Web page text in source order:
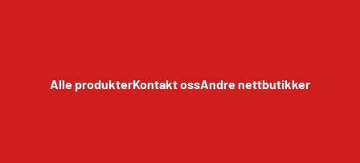
Alle produkterKontakt ossAndre nettbutikker